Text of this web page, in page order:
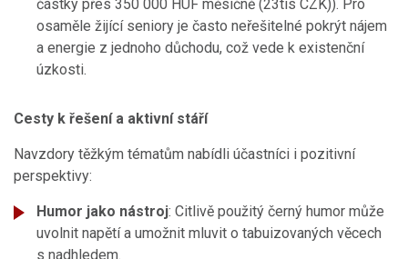
částky přes 350 000 HUF měsíčně (23tis CZK)). Pro
osaměle žijící seniory je často neřešitelné pokrýt nájem
a energie z jednoho důchodu, což vede k existenční
úzkosti.
Cesty k řešení a aktivní stáří
Navzdory těžkým tématům nabídli účastníci i pozitivní
perspektivy:
Humor jako nástroj: Citlivě použitý černý humor může
uvolnit napětí a umožnit mluvit o tabuizovaných věcech
s nadhledem.